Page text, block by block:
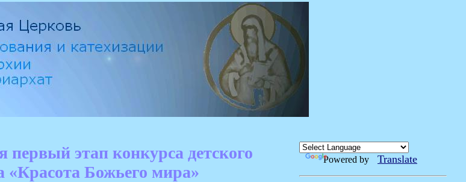
первый этап конкурса детского
«Красота Божьего мира»
Powered by Translate